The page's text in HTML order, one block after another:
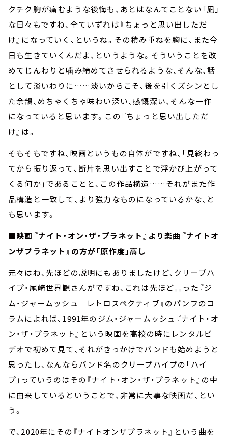
クチク胸が痛むような後悔も、あとはなんてことない「凪」
な日々もですね、全ていずれは『ちょっと思い出しただ
け』になっていく、というね。その積み重ねを胸に、また今
日も生きていくんだよ、というような。そういうことを改
めてじんわりと噛み締めてさせられるような、そんな、話
として淡いわりに……淡いからこそ、後を引くズシンとし
た余韻、めちゃくちゃ味わい深い、感慨深い、そんな一作
になっていると思います。この『ちょっと思い出しただ
け』は。
そもそもですね、映画というもの自体がですね、「見終わっ
てから振り返って、断片を思い出すことで浮かび上がって
くる何か」であることと、この作品構造……それがまた作
品構造と一致して、より強力なものになっているかな、と
も思います。
■映画『ナイト・オン・ザ・プラネット』より楽曲『ナイトオ
ンザプラネット』の方が「原作度」高し
元々はね、先ほどの説明にもありましたけど、クリープハ
イプ・尾崎世界観さんがですね、これは先ほど言った『ジ
ム・ジャームッシュ レトロスペクティブ』のパンフのコ
ラムによれば、1991年のジム・ジャームッシュ『ナイト・オ
ン・ザ・プラネット』という映画を高校の時にレンタルビ
デオで初めて見て、それがきっかけでバンドも始めようと
思ったし、なんならバンド名のクリープハイプの「ハイ
プ」っていうのはその『ナイト・オン・ザ・プラネット』の中
に由来しているということで、非常に大事な映画だ、とい
う。
で、2020年にその『ナイトオンザプラネット』という曲を